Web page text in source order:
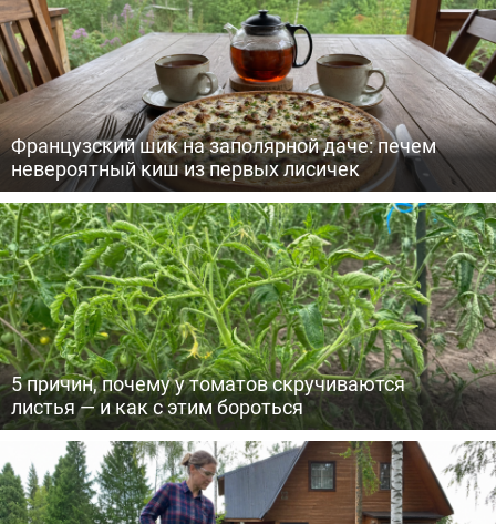
Французский шик на заполярной даче: печем
невероятный киш из первых лисичек
5 причин, почему у томатов скручиваются
листья — и как с этим бороться